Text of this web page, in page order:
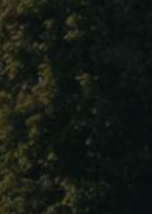
5 hectares
:
Morgon Corcelette
Morgon Côte Du Py
Morgon Javerniéres
Morgon Javernières
Morgon La Voûte Saint-
Morgon Montpelain